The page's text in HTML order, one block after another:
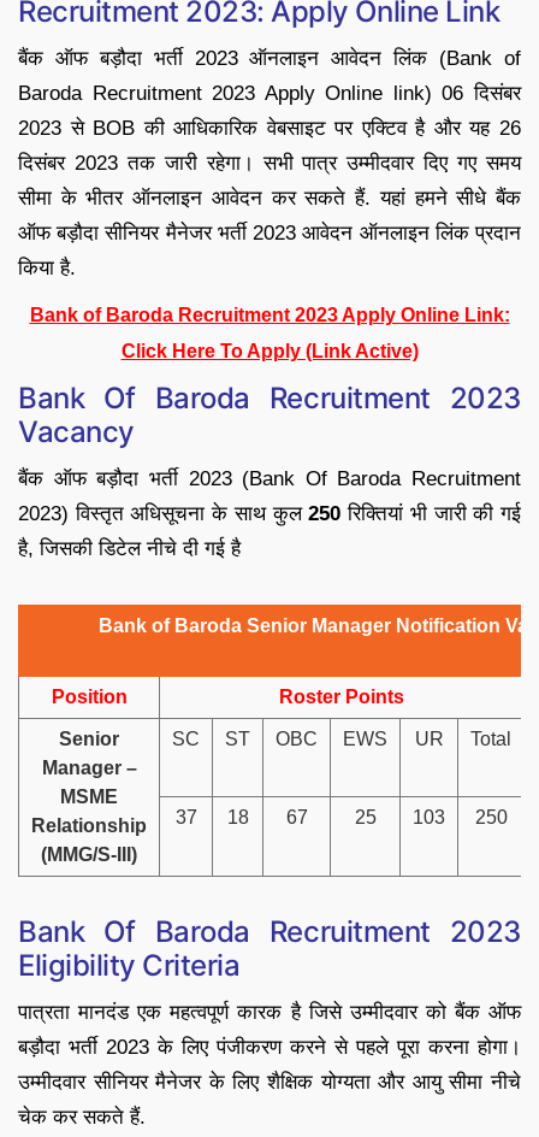
Recruitment 2023: Apply Online Link
बैंक ऑफ बड़ौदा भर्ती 2023 ऑनलाइन आवेदन लिंक (Bank of
Baroda Recruitment 2023 Apply Online link) 06 दिसंबर
2023 से BOB की आधिकारिक वेबसाइट पर एक्टिव है और यह 26
दिसंबर 2023 तक जारी रहेगा। सभी पात्र उम्मीदवार दिए गए समय
सीमा के भीतर ऑनलाइन आवेदन कर सकते हैं. यहां हमने सीधे बैंक
ऑफ बड़ौदा सीनियर मैनेजर भर्ती 2023 आवेदन ऑनलाइन लिंक प्रदान
किया है.
Bank of Baroda Recruitment 2023 Apply Online Link:
Click Here To Apply (Link Active)
Bank Of Baroda Recruitment 2023
Vacancy
बैंक ऑफ बड़ौदा भर्ती 2023 (Bank Of Baroda Recruitment
2023) विस्तृत अधिसूचना के साथ कुल250 रिक्तियां भी जारी की गई
है, जिसकी डिटेल नीचे दी गई है
Bank of Baroda Senior Manager Notification
Position Roster Points
Senior
Manager –
MSME
Relationship
(MMG/S-III)
SC ST OBC EWS UR Total
37 18 67 25 103 250
Bank Of Baroda Recruitment 2023
Eligibility Criteria
पात्रता मानदंड एक महत्वपूर्ण कारक है जिसे उम्मीदवार को बैंक ऑफ
बड़ौदा भर्ती 2023 के लिए पंजीकरण करने से पहले पूरा करना होगा।
उम्मीदवार सीनियर मैनेजर के लिए शैक्षिक योग्यता और आयु सीमा नीचे
चेक कर सकते हैं.